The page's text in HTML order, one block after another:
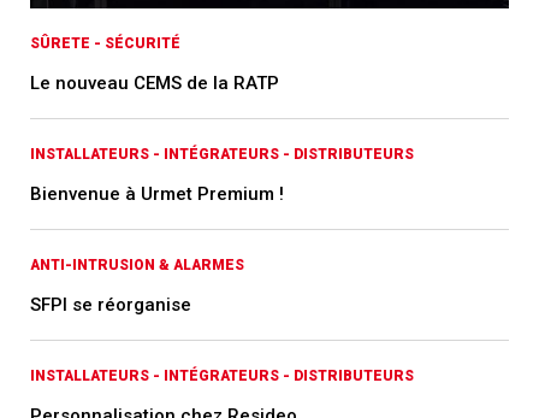
SÛRETE - SÉCURITÉ
Le nouveau CEMS de la RATP
INSTALLATEURS - INTÉGRATEURS - DISTRIBUTEURS
Bienvenue à Urmet Premium !
ANTI-INTRUSION & ALARMES
SFPI se réorganise
INSTALLATEURS - INTÉGRATEURS - DISTRIBUTEURS